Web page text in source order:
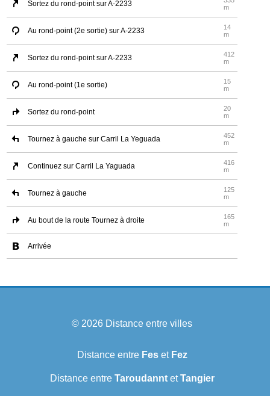
Sortez du rond-point sur A-2233
m
Au rond-point (2e sortie) sur A-2233
14
m
Sortez du rond-point sur A-2233
412
m
Au rond-point (1e sortie)
15
m
Sortez du rond-point
20
m
Tournez à gauche sur Carril La Yeguada
452
m
Continuez sur Carril La Yaguada
416
m
Tournez à gauche
125
m
Au bout de la route Tournez à droite
165
m
Arrivée
© 2026 Distance entre villes
Distance entre Feset Fez
Distance entre TaroudanntetTangier